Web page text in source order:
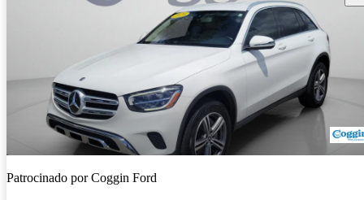
Patrocinado porCoggin Ford